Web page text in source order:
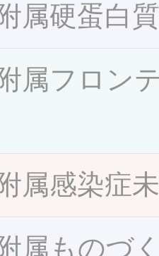
属硬蛋白
属フロン
属感染症
属ものづ